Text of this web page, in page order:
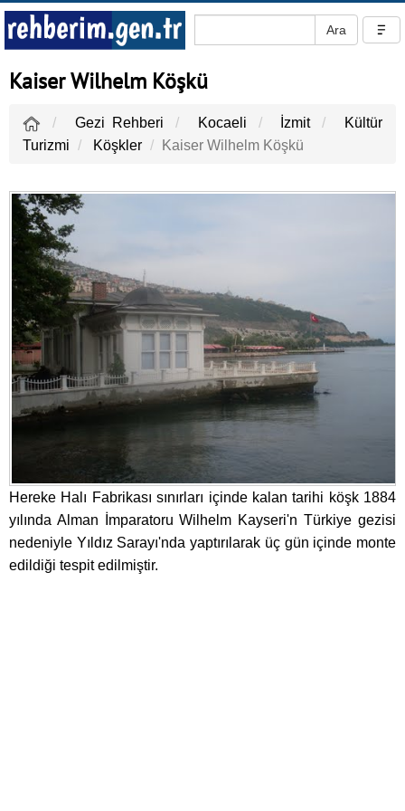
Kaiser Wilhelm Köşkü
Gezi Rehberi Kocaeli İzmit
Kültür
Turizmi
Köşkler Kaiser Wilhelm Köşkü
Hereke Halı Fabrikası sınırları içinde kalan tarihi köşk 1884
yılında Alman İmparatoru Wilhelm Kayseri'n Türkiye gezisi
nedeniyle Yıldız Sarayı'nda yaptırılarak üç gün içinde monte
edildiği tespit edilmiştir.